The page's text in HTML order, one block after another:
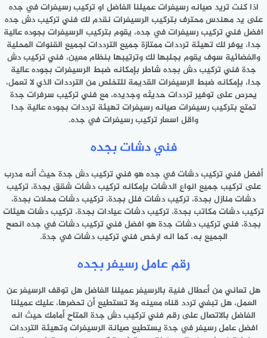
اذا كنت تريد صيانه رسيفرات عميلنا الفاضل او تركيب رسيفرات في جده
على يد مهندس محترف بتركيب الرسيفرات نقدم لك فني تركيب دش جده
افضل فني تركيب رسيفرات في جده، يقوم بتركيب الرسيفرات بجوده عالية
جدا، يوفر لك تهيئة ترددات ممتازة جميع الترددات لجميع القنوات المحلية
والفضائية سوف يقوم بجلبها لك وترتيبها بنظام معين، فني تركيب دش
جدة فني تركيب دش بجده شاطر بإمكانه ضبط الرسيفرات بجوده عالية
جدا، بإمكانه ضبط الرسيفرات القديمة للتخلص من الترددات الذي لا تعمل،
يحرص على توفير ترددات حديثه وجديده، مع فني تركيب سرفرات جدة
تمتع بتركيب رسيفرات صيانه رسيفرات تهيئة ترددات بجوده عالية جدا
واقل اسعار تركيب رسيفرات في جده.
فني دشات بجده
أفضل فني تركيب دشات في جده هو فني تركيب دش جدة حيث أنه مدرب
على تركيب جميع انواع الدشات بإمكانه تركيب دشات شقق بجدة، تركيب
دشات منازل بجدة، تركيب دشات فلل بجدة، تركيب دشات محلات بجدة،
تركيب دشات مكاتب بجدة، تركيب دشات عيادات بجدة، تركيب دشات هيئات
بجدة، فني تركيب دشات جدة هو افضل فني تركيب دشات في جده انصح
الجميع به، كما انه ارخص فني تركيب دشات في جدة.
رقم عامل رسيفر بجده
هل تعاني من أعطال فنية بالرسيفر عميلنا الفاضل هل توقف الرسيفر عن
العمل، هل تبغي تردد قناه معينه ولا تستطيع أن تحضرها، عليك عميلنا
الفاضل بالاتصال على رقم فني تركيب دش جدة المتاح أمامك حيث انه
افضل عامل رسيفر في جدة يستطيع صيانة الرسيفرات وتهيئة الترددات